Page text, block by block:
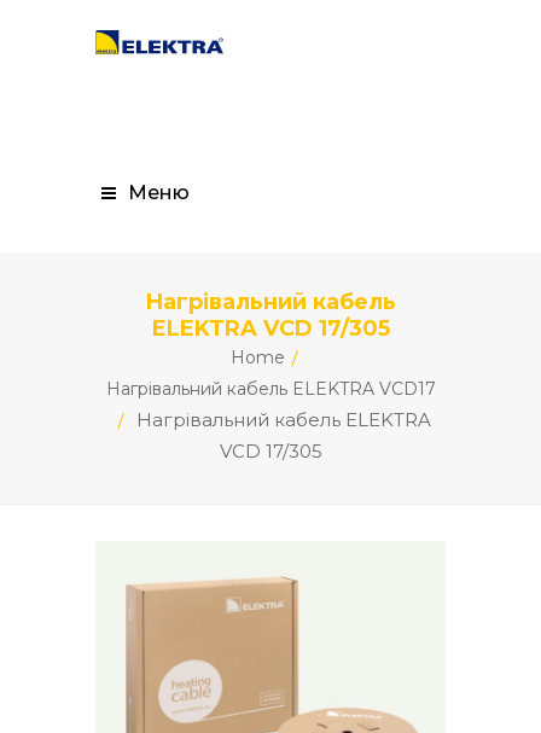
Меню
Нагрівальний кабель
ELEKTRA VCD 17/305
Home
Нагрівальний кабель ELEKTRA VCD17
Нагрівальний кабель ELEKTRA
VCD 17/305